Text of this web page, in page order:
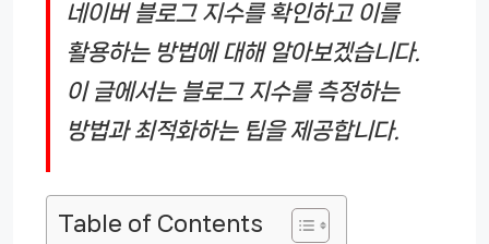
네이버 블로그 지수를 확인하고 이를
활용하는 방법에 대해 알아보겠습니다.
이 글에서는 블로그 지수를 측정하는
방법과 최적화하는 팁을 제공합니다.
Table of Contents